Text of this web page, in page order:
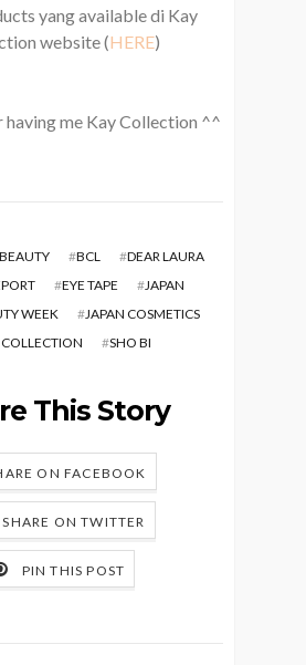
yang available di Kay
website (HERE)
having me Kay Collection ^^
#BCL #DEAR LAURA
#EYE TAPE #JAPAN
WEEK #JAPAN COSMETICS
#SHO BI
This Story
ON FACEBOOK
SHARE ON TWITTER
PIN THIS POST